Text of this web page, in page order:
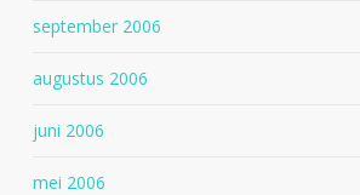
september 2006
augustus 2006
juni 2006
mei 2006